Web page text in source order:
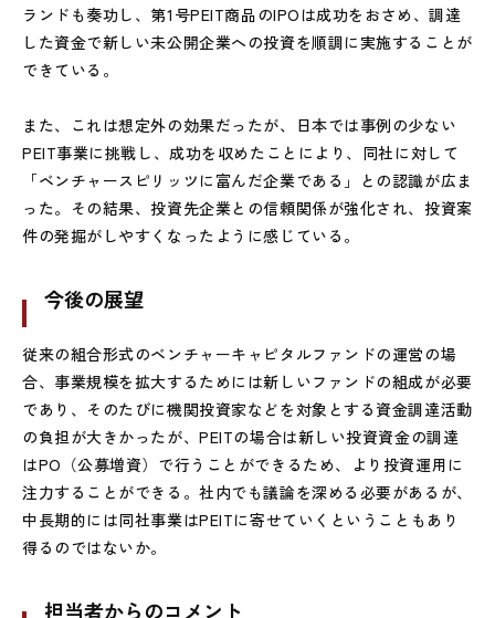
ランドも奏功し、第1 号PEIT商品のIPOは成功をおさめ、調達
した資金で新しい未公開企業への投資を順調に実施することが
できている。
また、これは想定外の効果だったが、日本では事例の少ない
PEIT事業に挑戦し、成功を収めたことにより、同社に対して
「ベンチャースピリッツに富んだ企業である」との認識が広ま
った。その結果、投資先企業との信頼関係が強化され、投資案
件の発掘がしやすくなったように感じている。
今後の展望
従来の組合形式のベンチャーキャピタルファンドの運営の場
合、事業規模を拡大するためには新しいファンドの組成が必要
であり、そのたびに機関投資家などを対象とする資金調達活動
の負担が大きかったが、PEITの場合は新しい投資資金の調達
はPO （公募増資）で行うことができるため、より投資運用に
注力することができる。社内でも議論を深める必要があるが、
中長期的には同社事業はPEITに寄せていくということもあり
得るのではないか。
担当者からのコメント